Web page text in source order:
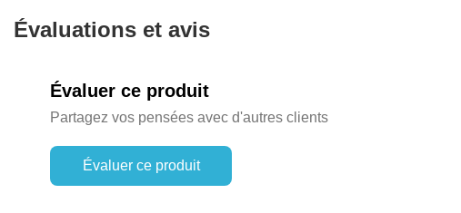
Évaluations et avis
Évaluer ce produit
Partagez vos pensées avec d'autres clients
Évaluer ce produit